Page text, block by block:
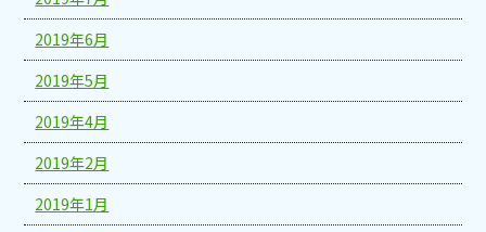
2019年6月
2019年5月
2019年4月
2019年2月
2019年1月